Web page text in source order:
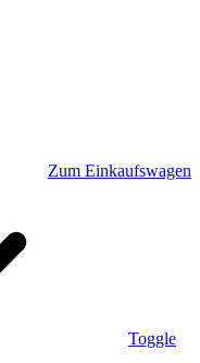
Zum Einkaufswagen
Toggle